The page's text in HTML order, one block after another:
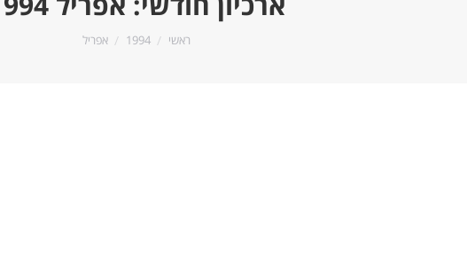
הנך נמצא כאן:
ראשי 1994 אפריל